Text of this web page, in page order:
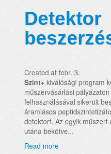
Detektor
Created at febr. 3.
Szint+ kiválósági program
műszervásárlási
felhasználásával sikerült
áramlásos
detektort. Az egyik
utána bekötve...
Read more